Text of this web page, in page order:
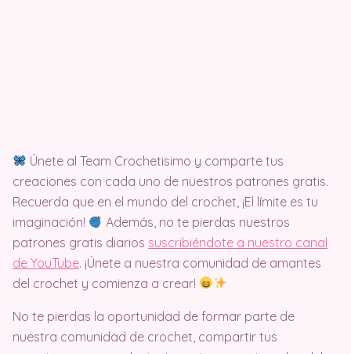
Únete al Team Crochetisimo y comparte tus
creaciones con cada uno de nuestros patrones gratis.
Recuerda que en el mundo del crochet, ¡El límite es tu
imaginación!
Además, no te pierdas nuestros
patrones gratis diarios suscribiéndote a nuestro canal
de YouTube. ¡Únete a nuestra comunidad de amantes
del crochet y comienza a crear!
No te pierdas la oportunidad de formar parte de
nuestra comunidad de crochet, compartir tus